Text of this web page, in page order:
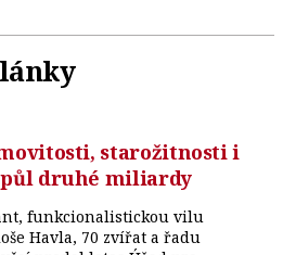
starožitnosti i
druhé miliardy
funkcionalistickou vilu
Havla, 70 zvířat a řadu